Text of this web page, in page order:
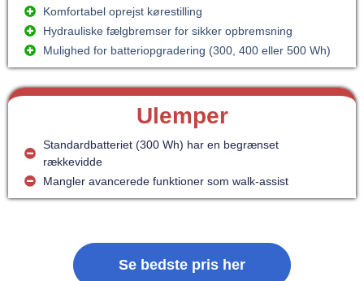
Komfortabel oprejst kørestilling
Hydrauliske fælgbremser for sikker opbremsning
Mulighed for batteriopgradering (300, 400 eller 500 Wh)
Ulemper
Standardbatteriet (300 Wh) har en begrænset
rækkevidde
Mangler avancerede funktioner som walk-assist
Se bedste pris her